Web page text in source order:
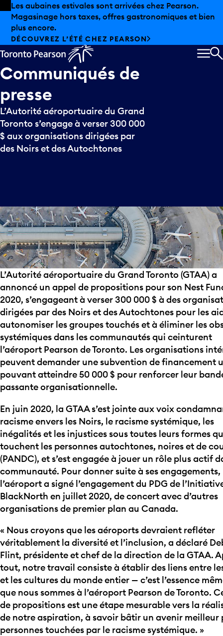
Skip to offers
Passer au contenu principal
Les aubaines estivales sont arrivées chez Pearson.
Magasinage hors taxes, offres gastronomiques et bien
plus encore.
DÉCOUVREZ L’ÉTÉ CHEZ PEARSON
Communiqués de
presse
L’Autorité aéroportuaire du Grand
Toronto s’engage à verser 300 000
$ aux organisations dirigées par
des Noirs et des Autochtones
L’Autorité aéroportuaire du Grand Toronto (GTAA) a
annoncé un appel de propositions pour son Nest
2020, s’engageant à verser 300 000 $ à des
dirigées par des Noirs et des Autochtones pour les
autonomiser les groupes touchés et à éliminer les
systémiques dans les communautés qui ceinturent
l’aéroport Pearson de Toronto. Les organisations
peuvent demander une subvention de financement
pouvant atteindre 50 000 $ pour renforcer leur
passante organisationnelle.
En juin 2020, la GTAA s’est jointe aux voix
racisme envers les Noirs, le racisme systémique, les
inégalités et les injustices sous toutes leurs formes
touchent les personnes autochtones, noires et de
(PANDC), et s’est engagée à jouer un rôle plus actif
communauté. Pour donner suite à ses engagements,
l’aéroport a signé l’engagement du PDG de
BlackNorth en juillet 2020, de concert avec d’autres
organisations de premier plan au Canada.
« Nous croyons que les aéroports devraient refléter
véritablement la diversité et l’inclusion, a déclaré
Flint, présidente et chef de la direction de la GTAA.
tout, notre travail consiste à établir des liens entre
et les cultures du monde entier — c’est l’essence
que nous sommes à l’aéroport Pearson de Toronto.
de propositions est une étape mesurable vers la
de notre aspiration, à savoir bâtir un avenir meilleur
personnes touchées par le racisme systémique. »